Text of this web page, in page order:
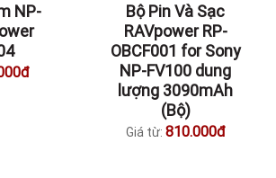
NP-
Bộ Pin Và Sạc
RAVpower RP-
OBCF001 for Sony
NP-FV100 dung
lượng 3090mAh
(Bộ)
Giá từ: 810.000đ